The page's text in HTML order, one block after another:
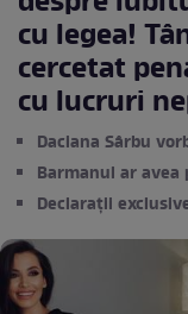
cu legea!
cercetat
cu lucruri
Daciana Sârbu
Barmanul ar avea
Declarații